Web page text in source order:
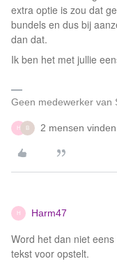
extra optie is zou dat
bundels en dus bij
dan dat.
Ik ben het met jullie
Geen medewerker van
H B 2 mensen
H Harm47
Word het dan niet
tekst voor opstelt.